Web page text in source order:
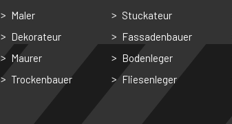
Maler
Dekorateur
Maurer
Trockenbauer
Stuckateur
Fassadenbauer
Bodenleger
Fliesenleger